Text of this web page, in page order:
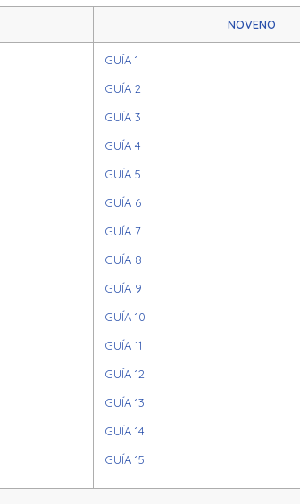
NOVENO
GUÍA 1
GUÍA 2
GUÍA 3
GUÍA 4
GUÍA 5
GUÍA 6
GUÍA 7
GUÍA 8
GUÍA 9
GUÍA 10
GUÍA 11
GUÍA 12
GUÍA 13
GUÍA 14
GUÍA 15